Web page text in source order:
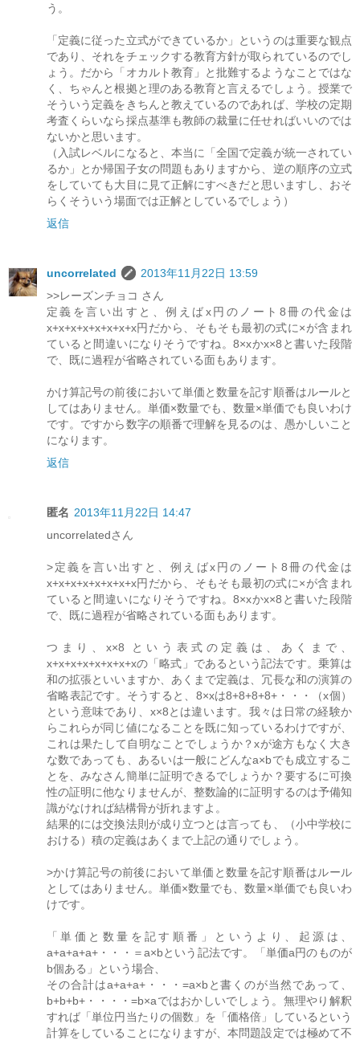
う。
「定義に従った立式ができているか」というのは重要な観点
であり、それをチェックする教育方針が取られているのでし
ょう。だから「オカルト教育」と批難するようなことではな
く、ちゃんと根拠と理のある教育と言えるでしょう。授業で
そういう定義をきちんと教えているのであれば、学校の定期
考査くらいなら採点基準も教師の裁量に任せればいいのでは
ないかと思います。
（入試レベルになると、本当に「全国で定義が統一されてい
るか」とか帰国子女の問題もありますから、逆の順序の立式
をしていても大目に見て正解にすべきだと思いますし、おそ
らくそういう場面では正解としているでしょう）
返信
uncorrelated
2013年11月22日 13:59
>>レーズンチョコ さん
定義を言い出すと、例えばx円のノート8冊の代金は
x+x+x+x+x+x+x+x円だから、そもそも最初の式に×が含まれ
ていると間違いになりそうですね。8×xかx×8と書いた段階
で、既に過程が省略されている面もあります。
かけ算記号の前後において単価と数量を記す順番はルールと
してはありません。単価×数量でも、数量×単価でも良いわけ
です。ですから数字の順番で理解を見るのは、愚かしいこと
になります。
返信
匿名 2013年11月22日 14:47
uncorrelatedさん
>定義を言い出すと、例えばx円のノート8冊の代金は
x+x+x+x+x+x+x+x円だから、そもそも最初の式に×が含まれ
ていると間違いになりそうですね。8×xかx×8と書いた段階
で、既に過程が省略されている面もあります。
つまり、x×8 という表式の定義は、あくまで、
x+x+x+x+x+x+x+xの「略式」であるという記法です。乗算は
和の拡張といいますか、あくまで定義は、冗長な和の演算の
省略表記です。そうすると、8×xは8+8+8+8+・・・（x個）
という意味であり、x×8とは違います。我々は日常の経験か
らこれらが同じ値になることを既に知っているわけですが、
これは果たして自明なことでしょうか？xが途方もなく大き
な数であっても、あるいは一般にどんなa×bでも成立するこ
とを、みなさん簡単に証明できるでしょうか？要するに可換
性の証明に他なりませんが、整数論的に証明するのは予備知
識がなければ結構骨が折れますよ。
結果的には交換法則が成り立つとは言っても、（小中学校に
おける）積の定義はあくまで上記の通りでしょう。
>かけ算記号の前後において単価と数量を記す順番はルール
としてはありません。単価×数量でも、数量×単価でも良いわ
けです。
「単価と数量を記す順番」というより、起源は、
a+a+a+a+・・・＝a×bという記法です。「単価a円のものが
b個ある」という場合、
その合計はa+a+a+・・・=a×bと書くのが当然であって、
b+b+b+・・・・=b×aではおかしいでしょう。無理やり解釈
すれば「単位円当たりの個数」を「価格倍」しているという
計算をしていることになりますが、本問題設定では極めて不